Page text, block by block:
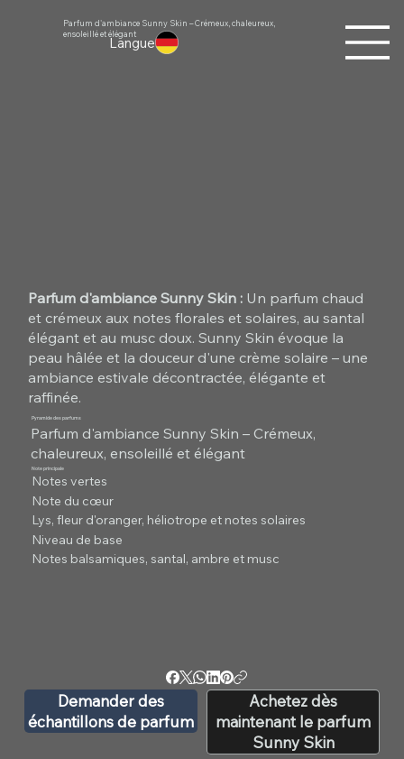
Langue
Parfum d'ambiance Sunny Skin – Crémeux, chaleureux,
ensoleillé et élégant
Parfum d'ambiance Sunny Skin : Un parfum chaud
et crémeux aux notes florales et solaires, au santal
élégant et au musc doux. Sunny Skin évoque la
peau hâlée et la douceur d'une crème solaire – une
ambiance estivale décontractée, élégante et
raffinée.
Pyramide des parfums
Parfum d'ambiance Sunny Skin – Crémeux,
chaleureux, ensoleillé et élégant
Note principale
Notes vertes
Note du cœur
Lys, fleur d'oranger, héliotrope et notes solaires
Niveau de base
Notes balsamiques, santal, ambre et musc
Demander des
échantillons de parfum
Achetez dès
maintenant le parfum
Sunny Skin